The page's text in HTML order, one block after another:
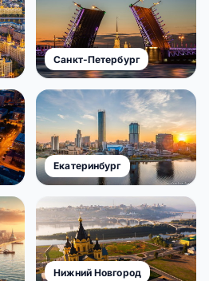
Санкт-Петербург
Екатеринбург
Нижний Новгород